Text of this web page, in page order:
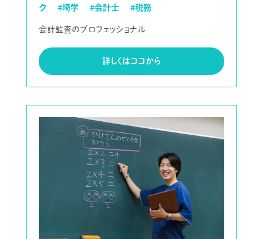
ク
#埼学 #会計士 #税務
会計監査のプロフェッショナル
詳しくはココから